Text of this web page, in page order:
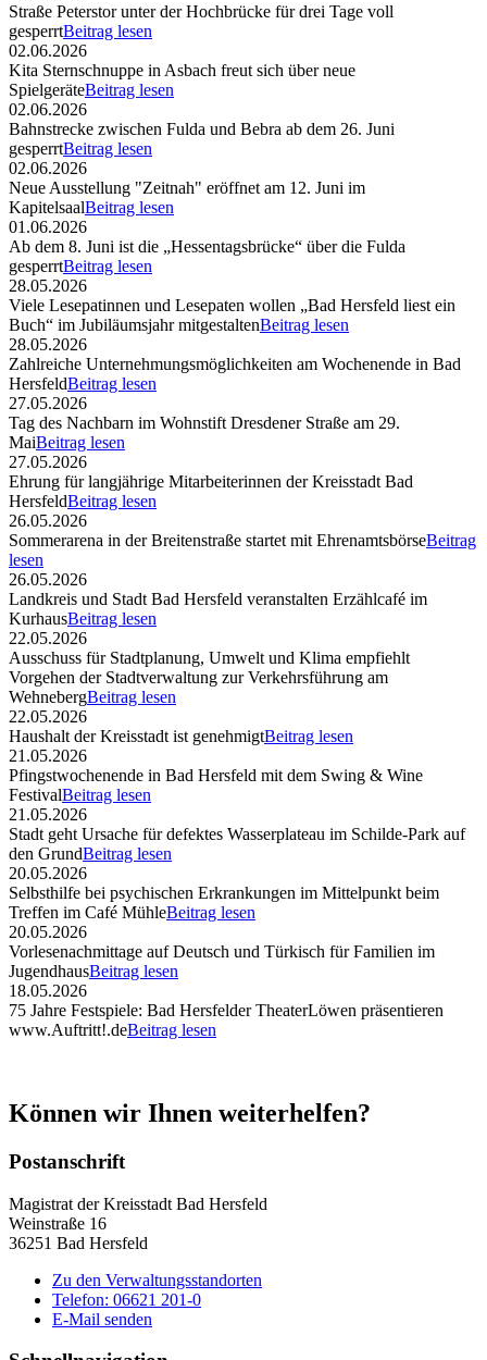
Straße Peterstor unter der Hochbrücke für drei Tage voll
gesperrtBeitrag lesen
02.06.2026
Kita Sternschnuppe in Asbach freut sich über neue
SpielgeräteBeitrag lesen
02.06.2026
Bahnstrecke zwischen Fulda und Bebra ab dem 26. Juni
gesperrtBeitrag lesen
02.06.2026
Neue Ausstellung "Zeitnah" eröffnet am 12. Juni im
KapitelsaalBeitrag lesen
01.06.2026
Ab dem 8. Juni ist die „Hessentagsbrücke“ über die Fulda
gesperrtBeitrag lesen
28.05.2026
Viele Lesepatinnen und Lesepaten wollen „Bad Hersfeld liest ein
Buch“ im Jubiläumsjahr mitgestaltenBeitrag lesen
28.05.2026
Zahlreiche Unternehmungsmöglichkeiten am Wochenende in Bad
HersfeldBeitrag lesen
27.05.2026
Tag des Nachbarn im Wohnstift Dresdener Straße am 29.
MaiBeitrag lesen
27.05.2026
Ehrung für langjährige Mitarbeiterinnen der Kreisstadt Bad
HersfeldBeitrag lesen
26.05.2026
Sommerarena in der Breitenstraße startet mit EhrenamtsbörseBeitrag
lesen
26.05.2026
Landkreis und Stadt Bad Hersfeld veranstalten Erzählcafé im
KurhausBeitrag lesen
22.05.2026
Ausschuss für Stadtplanung, Umwelt und Klima empfiehlt
Vorgehen der Stadtverwaltung zur Verkehrsführung am
WehnebergBeitrag lesen
22.05.2026
Haushalt der Kreisstadt ist genehmigtBeitrag lesen
21.05.2026
Pfingstwochenende in Bad Hersfeld mit dem Swing & Wine
FestivalBeitrag lesen
21.05.2026
Stadt geht Ursache für defektes Wasserplateau im Schilde-Park auf
den GrundBeitrag lesen
20.05.2026
Selbsthilfe bei psychischen Erkrankungen im Mittelpunkt beim
Treffen im Café MühleBeitrag lesen
20.05.2026
Vorlesenachmittage auf Deutsch und Türkisch für Familien im
JugendhausBeitrag lesen
18.05.2026
75 Jahre Festspiele: Bad Hersfelder TheaterLöwen präsentieren
www.Auftritt!.deBeitrag lesen
Können wir Ihnen weiterhelfen?
Postanschrift
Magistrat der Kreisstadt Bad Hersfeld
Weinstraße 16
36251 Bad Hersfeld
Zu den Verwaltungsstandorten
Telefon: 06621 201-0
E-Mail senden